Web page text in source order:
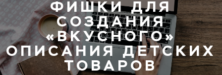
ФИШКИ ДЛЯ
СОЗДАНИЯ
«ВКУСНОГО»
ОПИСАНИЯ ДЕТСКИХ
ТОВАРОВ